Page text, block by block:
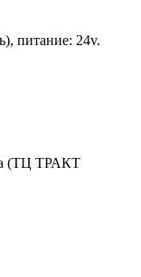
питание: 24v.
(ТЦ ТРАКТ